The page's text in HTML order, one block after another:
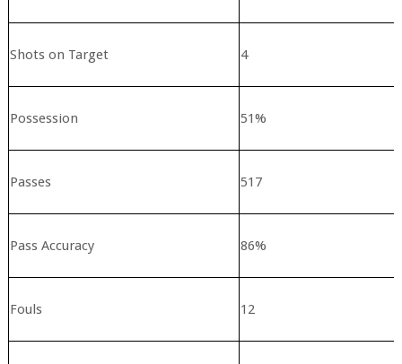
Shots on Target 4
Possession 51%
Passes 517
Pass Accuracy 86%
Fouls 12